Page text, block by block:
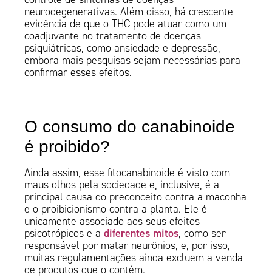
neurodegenerativas. Além disso, há crescente
evidência de que o THC pode atuar como um
coadjuvante no tratamento de doenças
psiquiátricas, como ansiedade e depressão,
embora mais pesquisas sejam necessárias para
confirmar esses efeitos.
O consumo do canabinoide
é proibido?
Ainda assim, esse fitocanabinoide é visto com
maus olhos pela sociedade e, inclusive, é a
principal causa do preconceito contra a maconha
e o proibicionismo contra a planta. Ele é
unicamente associado aos seus efeitos
psicotrópicos e adiferentes mitos, como ser
responsável por matar neurônios, e, por isso,
muitas regulamentações ainda excluem a venda
de produtos que o contém.